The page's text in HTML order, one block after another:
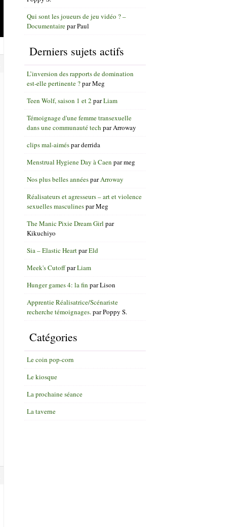
Qui sont les joueurs de jeu vidéo ? –
DocumentaireparPaul
Derniers sujets actifs
L’inversion des rapports de domination
est-elle pertinente ?parMeg
Teen Wolf, saison 1 et 2 parLiam
Témoignage d'une femme transexuelle
dans une communauté tech parArroway
clips mal-aimésparderrida
Menstrual Hygiene Day à Caen parmeg
Nos plus belles annéesparArroway
Réalisateurs et agresseurs – art et violence
sexuelles masculinesparMeg
The Manic Pixie Dream Girl par
Kikuchiyo
Sia – Elastic HeartparEld
Meek's CutoffparLiam
Hunger games 4: la fin parLison
Apprentie Réalisatrice/Scénariste
recherche témoignages. parPoppy S.
Catégories
Le coin pop-corn
Le kiosque
La prochaine séance
La taverne